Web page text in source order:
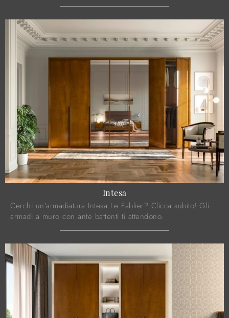
Intesa
Cerchi un'armadiatura Intesa Le Fablier? Clicca subito! Gli
armadi a muro con ante battenti ti attendono.